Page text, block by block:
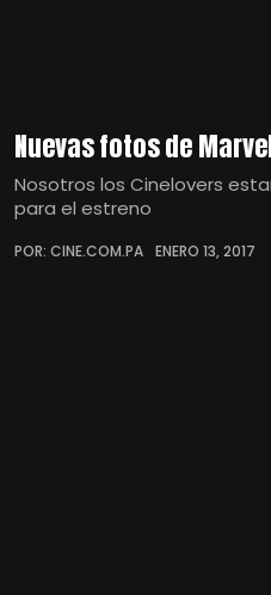
Nuevas fotos de
Nosotros los Cinelovers
para el estreno
POR: CINE.COM.PA ENERO 13, 2017